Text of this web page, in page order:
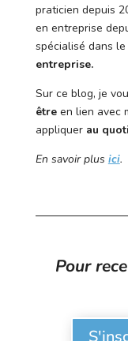
praticien depuis
en entreprise
spécialisé dans le
entreprise.
Sur ce blog, je
êtreen lien avec
appliquer au
En savoir plus ici.
Pour